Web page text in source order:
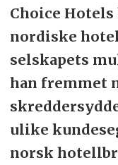
Choice
nordiske
selskapets
han fremmet
ulike
norsk